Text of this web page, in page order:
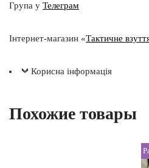
Група у Телеграм
Інтернет-магазин «Тактичне
Корисна інформація
Похожие товары